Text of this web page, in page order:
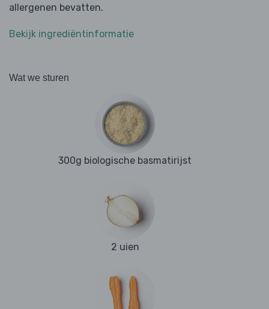
allergenen bevatten.
Bekijk ingrediëntinformatie
Wat we sturen
300g biologische basmatirijst
2 uien